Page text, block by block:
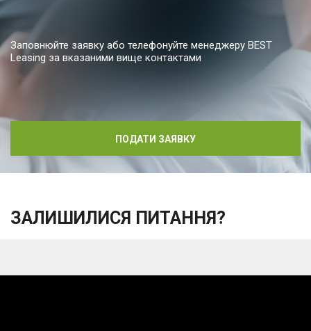
Заповнюйте заявку або телефонуйте менеджеру BEST
Leasing за вказаними вище контактами
ПОДАТИ ЗАЯВКУ
ЗАЛИШИЛИСЯ ПИТАННЯ?